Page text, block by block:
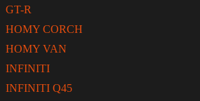
GT-R
HOMY CORCH
HOMY VAN
INFINITI
INFINITI Q45